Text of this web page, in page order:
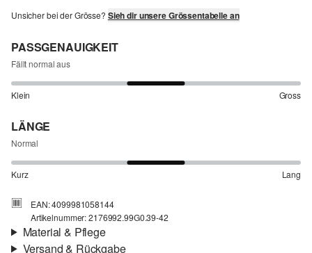
Unsicher bei der Grösse? Sieh dir unsere Grössentabelle an
PASSGENAUIGKEIT
Fällt normal aus
Klein Gross
LÄNGE
Normal
Kurz Lang
EAN: 4099981058144
Artikelnummer: 2176992.99G0.39-42
Material & Pflege
Versand & Rückgabe